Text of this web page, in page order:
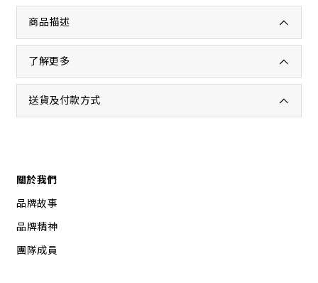
商品描述
了解更多
送貨及付款方式
關於我們
品牌故事
品牌精神
團隊成員